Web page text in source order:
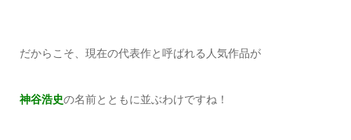
だからこそ、現在の代表作と呼ばれる人気作品が
神谷浩史の名前とともに並ぶわけですね！